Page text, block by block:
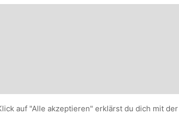
auf "Alle akzeptieren" erklärst du dich mit